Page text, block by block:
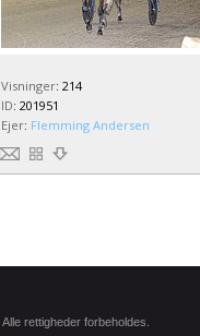
Visninger: 214
ID: 201951
Ejer: Flemming Andersen
, Alle rettigheder forbeholdes.